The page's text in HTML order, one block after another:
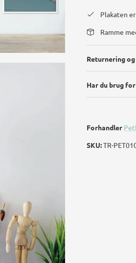
Plakaten
Ramme
Returnering
Har du brug
Forhandler
SKU:TR-